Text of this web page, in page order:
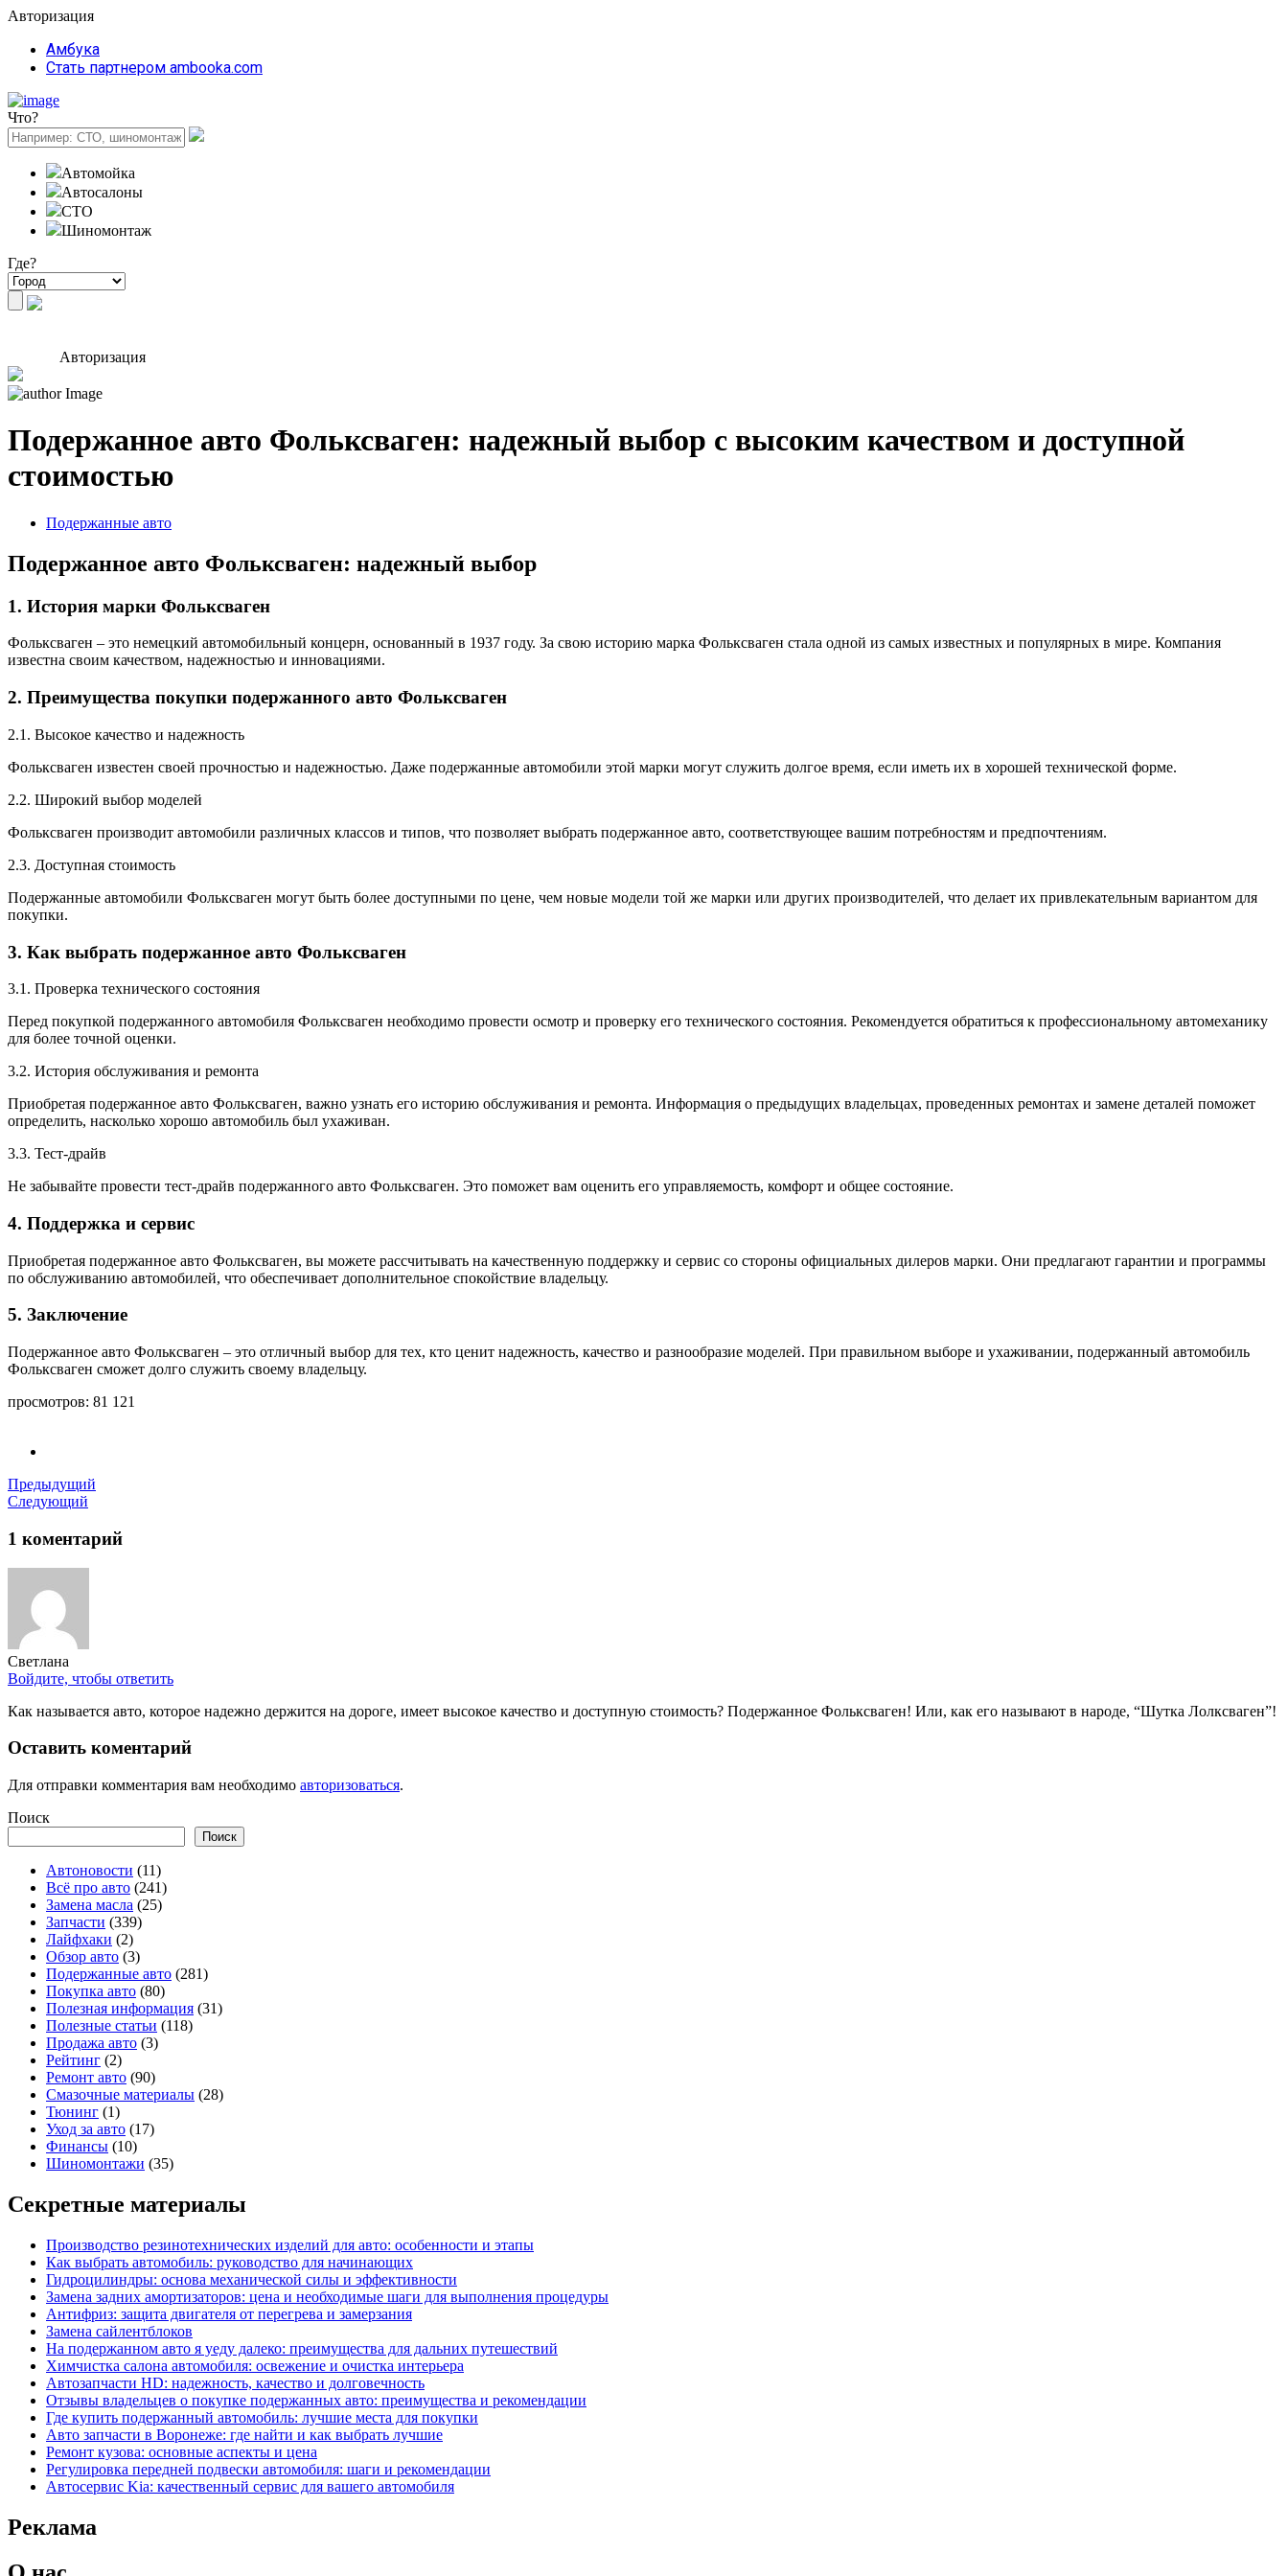
Авторизация
Амбука
Стать партнером ambooka.com
Что?
Автомойка
Автосалоны
СТО
Шиномонтаж
Где?
Авторизация
Подержанное авто Фольксваген: надежный выбор с высоким качеством и доступной
стоимостью
Подержанные авто
Подержанное авто Фольксваген: надежный выбор
1. История марки Фольксваген
Фольксваген – это немецкий автомобильный концерн, основанный в 1937 году. За свою историю марка Фольксваген стала одной из самых известных и популярных в мире. Компания
известна своим качеством, надежностью и инновациями.
2. Преимущества покупки подержанного авто Фольксваген
2.1. Высокое качество и надежность
Фольксваген известен своей прочностью и надежностью. Даже подержанные автомобили этой марки могут служить долгое время, если иметь их в хорошей технической форме.
2.2. Широкий выбор моделей
Фольксваген производит автомобили различных классов и типов, что позволяет выбрать подержанное авто, соответствующее вашим потребностям и предпочтениям.
2.3. Доступная стоимость
Подержанные автомобили Фольксваген могут быть более доступными по цене, чем новые модели той же марки или других производителей, что делает их привлекательным вариантом для
покупки.
3. Как выбрать подержанное авто Фольксваген
3.1. Проверка технического состояния
Перед покупкой подержанного автомобиля Фольксваген необходимо провести осмотр и проверку его технического состояния. Рекомендуется обратиться к профессиональному автомеханику
для более точной оценки.
3.2. История обслуживания и ремонта
Приобретая подержанное авто Фольксваген, важно узнать его историю обслуживания и ремонта. Информация о предыдущих владельцах, проведенных ремонтах и замене деталей поможет
определить, насколько хорошо автомобиль был ухаживан.
3.3. Тест-драйв
Не забывайте провести тест-драйв подержанного авто Фольксваген. Это поможет вам оценить его управляемость, комфорт и общее состояние.
4. Поддержка и сервис
Приобретая подержанное авто Фольксваген, вы можете рассчитывать на качественную поддержку и сервис со стороны официальных дилеров марки. Они предлагают гарантии и программы
по обслуживанию автомобилей, что обеспечивает дополнительное спокойствие владельцу.
5. Заключение
Подержанное авто Фольксваген – это отличный выбор для тех, кто ценит надежность, качество и разнообразие моделей. При правильном выборе и ухаживании, подержанный автомобиль
Фольксваген сможет долго служить своему владельцу.
просмотров: 81 121
Предыдущий
Следующий
1 коментарий
Светлана
Войдите, чтобы ответить
Как называется авто, которое надежно держится на дороге, имеет высокое качество и доступную стоимость? Подержанное Фольксваген! Или, как его называют в народе, “Шутка Лолксваген”!
Оставить коментарий
Для отправки комментария вам необходимо авторизоваться.
Поиск
Поиск
Автоновости (11)
Всё про авто (241)
Замена масла (25)
Запчасти (339)
Лайфхаки (2)
Обзор авто (3)
Подержанные авто (281)
Покупка авто (80)
Полезная информация (31)
Полезные статьи (118)
Продажа авто (3)
Рейтинг (2)
Ремонт авто (90)
Смазочные материалы (28)
Тюнинг (1)
Уход за авто (17)
Финансы (10)
Шиномонтажи (35)
Секретные материалы
Производство резинотехнических изделий для авто: особенности и этапы
Как выбрать автомобиль: руководство для начинающих
Гидроцилиндры: основа механической силы и эффективности
Замена задних амортизаторов: цена и необходимые шаги для выполнения процедуры
Антифриз: защита двигателя от перегрева и замерзания
Замена сайлентблоков
На подержанном авто я уеду далеко: преимущества для дальних путешествий
Химчистка салона автомобиля: освежение и очистка интерьера
Автозапчасти HD: надежность, качество и долговечность
Отзывы владельцев о покупке подержанных авто: преимущества и рекомендации
Где купить подержанный автомобиль: лучшие места для покупки
Авто запчасти в Воронеже: где найти и как выбрать лучшие
Ремонт кузова: основные аспекты и цена
Регулировка передней подвески автомобиля: шаги и рекомендации
Автосервис Kia: качественный сервис для вашего автомобиля
Реклама